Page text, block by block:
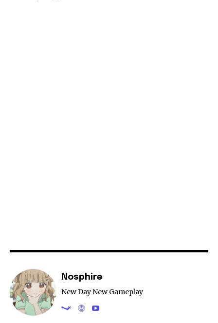
Nosphire
New Day New Gameplay